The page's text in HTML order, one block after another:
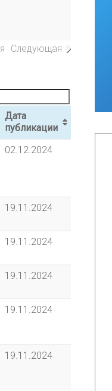
Следующая
Дата
публикации
02.12.2024
19.11.2024
19.11.2024
19.11.2024
19.11.2024
19.11.2024